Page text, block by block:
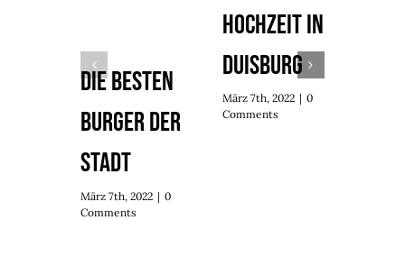
Die besten
Burger der
Stadt
März 7th, 2022 | 0
Comments
Hochzeit in
Duisburg
März 7th, 2022 | 0
Comments